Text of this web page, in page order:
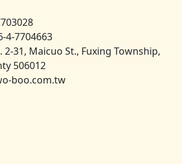
4-7704663
2-31, Maicuo St., Fuxing Township,
506012
boo.com.tw